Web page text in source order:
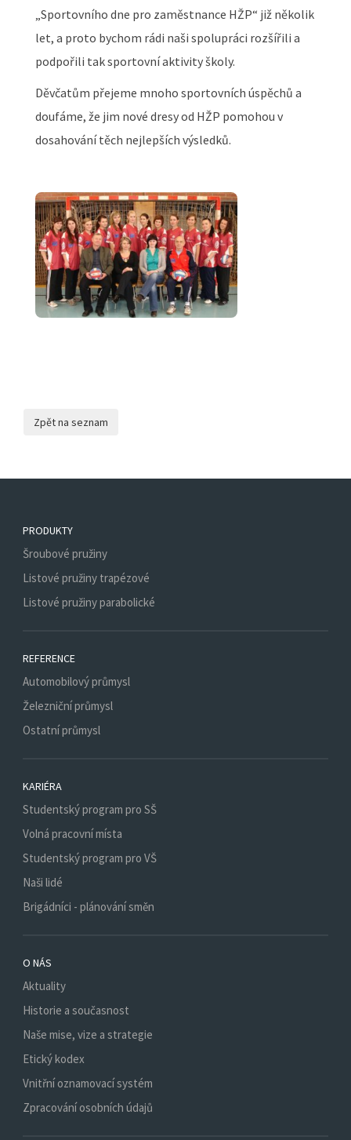
„Sportovního dne pro zaměstnance HŽP“ již několik
let, a proto bychom rádi naši spolupráci rozšířili a
podpořili tak sportovní aktivity školy.
Děvčatům přejeme mnoho sportovních úspěchů a
doufáme, že jim nové dresy od HŽP pomohou v
dosahování těch nejlepších výsledků.
PRODUKTY
Šroubové pružiny
Listové pružiny trapézové
Listové pružiny parabolické
REFERENCE
Automobilový průmysl
Železniční průmysl
Ostatní průmysl
KARIÉRA
Studentský program pro SŠ
Volná pracovní místa
Studentský program pro VŠ
Naši lidé
Brigádníci - plánování směn
O NÁS
Aktuality
Historie a současnost
Naše mise, vize a strategie
Etický kodex
Vnitřní oznamovací systém
Zpracování osobních údajů